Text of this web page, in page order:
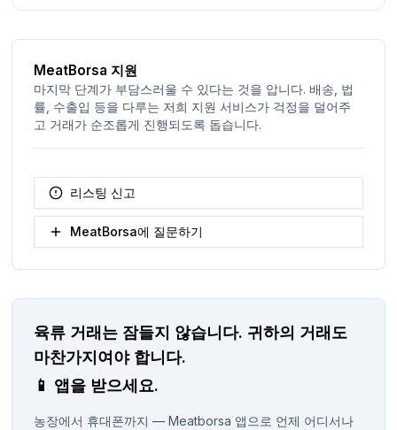
MeatBorsa 지원
마지막 단계가 부담스러울 수 있다는 것을 압니다. 배송, 법
률, 수출입 등을 다루는 저희 지원 서비스가 걱정을 덜어주
고 거래가 순조롭게 진행되도록 돕습니다.
리스팅 신고
MeatBorsa에 질문하기
육류 거래는 잠들지 않습니다. 귀하의 거래도
마찬가지여야 합니다.
📱 앱을 받으세요.
농장에서 휴대폰까지 — Meatborsa 앱으로 언제 어디서나